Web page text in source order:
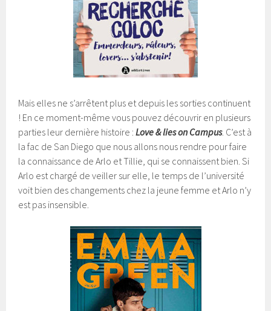
Mais elles ne s’arrêtent plus et depuis les sorties continuent
! En ce moment-même vous pouvez découvrir en plusieurs
parties leur dernière histoire :Love & lies on Campus. C’est à
la fac de San Diego que nous allons nous rendre pour faire
la connaissance de Arlo et Tillie, qui se connaissent bien. Si
Arlo est chargé de veiller sur elle, le temps de l’université
voit bien des changements chez la jeune femme et Arlo n’y
est pas insensible.